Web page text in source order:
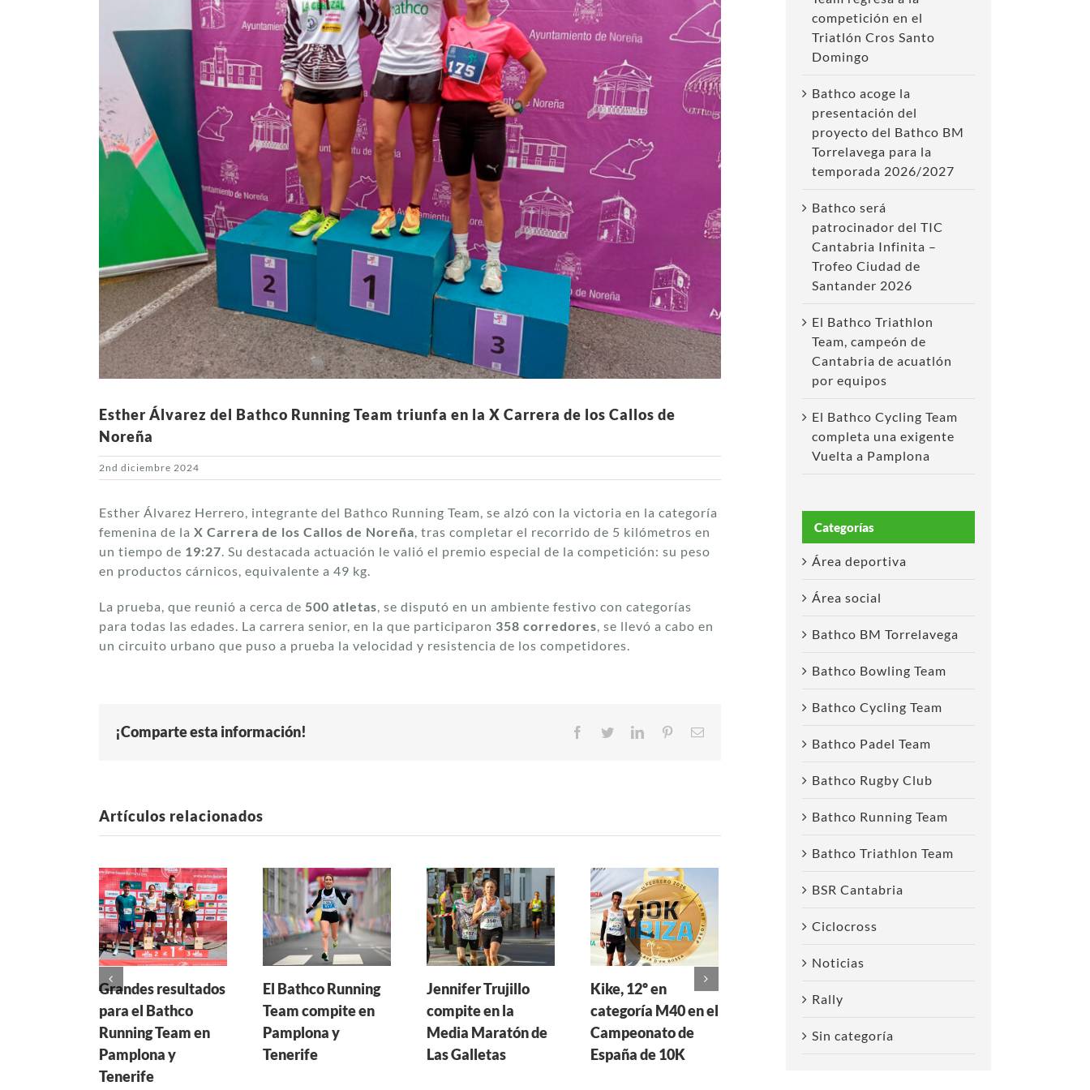
Esther Álvarez del Bathco Running Team triunfa en la X Carrera de los Callos de
Noreña
2nd diciembre 2024
Esther Álvarez Herrero, integrante del Bathco Running Team, se alzó con la victoria en la categoría
femenina de la X Carrera de los Callos de Noreña , tras completar el recorrido de 5 kilómetros en
un tiempo de 19:27 . Su destacada actuación le valió el premio especial de la competición: su peso
en productos cárnicos, equivalente a 49 kg.
La prueba, que reunió a cerca de 500 atletas , se disputó en un ambiente festivo con categorías
para todas las edades. La carrera senior, en la que participaron 358 corredores , se llevó a cabo en
un circuito urbano que puso a prueba la velocidad y resistencia de los competidores.
¡Comparte esta información! Facebook
TwitterLinkedInPinterest
Artículos relacionados
Grandes resultados
para el Bathco
Running Team en
Pamplona y
Tenerife
El Bathco Running
Team compite en
Pamplona y
Tenerife
Jennifer Trujillo
compite en la
Media Maratón de
Las Galletas
Kike, 12º en
categoría M40 en el
Campeonato de
España de 10K
compite en el 10K
de Ibiza,
competición en el
Triatlón Cros Santo
Domingo
Bathco acoge la
presentación del
proyecto del Bathco BM
Torrelavega para la
temporada 2026/2027
Bathco será
patrocinador del TIC
Cantabria Infinita –
Trofeo Ciudad de
Santander 2026
El Bathco Triathlon
Team, campeón de
Cantabria de acuatlón
por equipos
El Bathco Cycling Team
completa una exigente
Vuelta a Pamplona
Categorías
Área deportiva
Área social
Bathco BM Torrelavega
Bathco Bowling Team
Bathco Cycling Team
Bathco Padel Team
Bathco Rugby Club
Bathco Running Team
Bathco Triathlon Team
BSR Cantabria
Ciclocross
Noticias
Rally
Sin categoría